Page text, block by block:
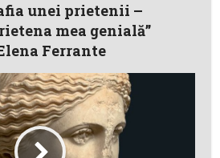
unei prietenii –
mea genială”
Ferrante